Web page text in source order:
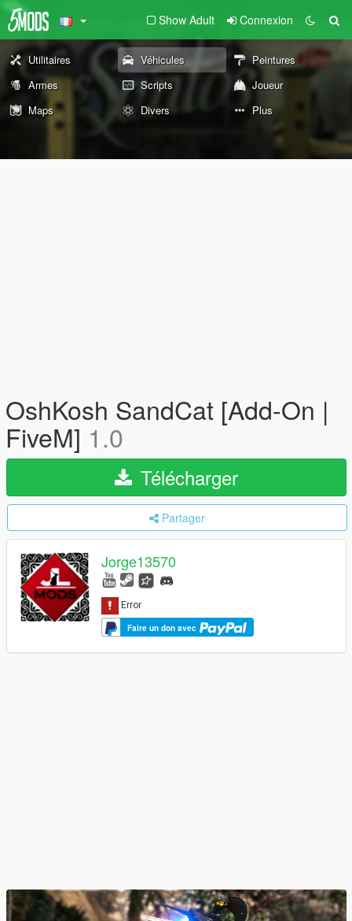
Show Adult Connexion
Utilitaires Véhicules
Peintures
Armes
Scripts
Joueur
Maps
Divers Plus
OshKosh SandCat [Add-On |
FiveM] 1.0
Télécharger
Partager
Jorge13570
Faire un don avec